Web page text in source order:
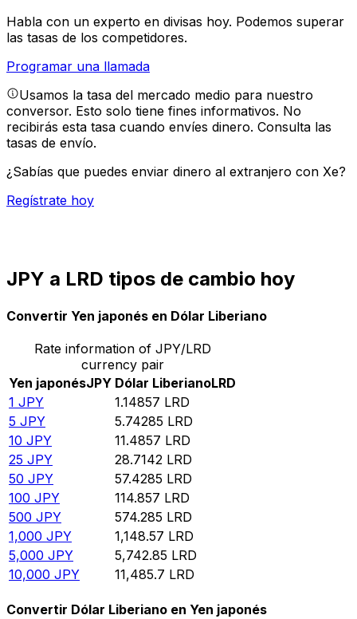
Habla con un experto en divisas hoy. Podemos superar
las tasas de los competidores.
Programar una llamada
Usamos la tasa del mercado medio para nuestro
conversor. Esto solo tiene fines informativos. No
recibirás esta tasa cuando envíes dinero. Consulta las
tasas de envío.
¿Sabías que puedes enviar dinero al extranjero con Xe?
Regístrate hoy
JPY a LRD tipos de cambio hoy
Convertir Yen japonés en Dólar Liberiano
Rate information of JPY/LRD
currency pair
Yen japonésJPY Dólar LiberianoLRD
1 JPY 1.14857 LRD
5 JPY 5.74285 LRD
10 JPY 11.4857 LRD
25 JPY 28.7142 LRD
50 JPY 57.4285 LRD
100 JPY 114.857 LRD
500 JPY 574.285 LRD
1,000 JPY 1,148.57 LRD
5,000 JPY 5,742.85 LRD
10,000 JPY 11,485.7 LRD
Convertir Dólar Liberiano en Yen japonés